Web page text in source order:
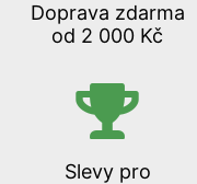
Doprava zdarma
od 2 000 Kč
Slevy pro